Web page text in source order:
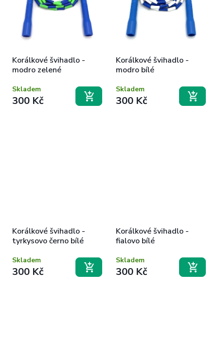
Korálkové švihadlo -
modro zelené
300 Kč
Skladem
Korálkové švihadlo -
modro bílé
300 Kč
Skladem
Korálkové švihadlo -
tyrkysovo černo bílé
300 Kč
Skladem
Korálkové švihadlo -
fialovo bílé
300 Kč
Skladem